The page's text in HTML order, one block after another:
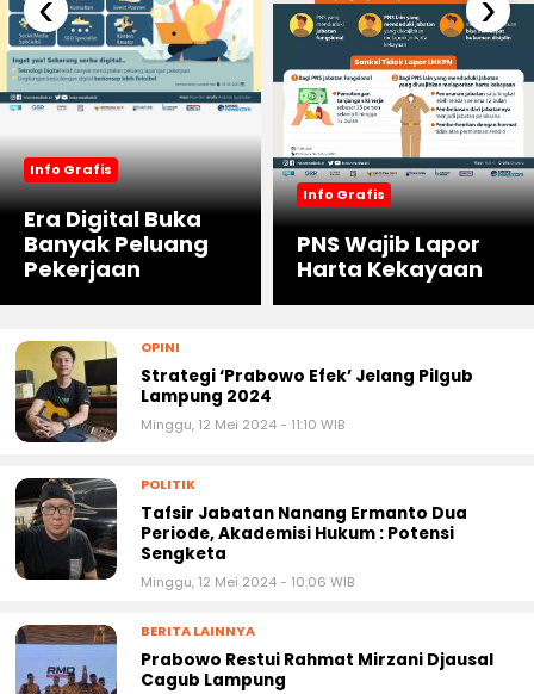
Info Grafis
Era Digital Buka
Banyak Peluang
Pekerjaan
Info Grafis
PNS Wajib Lapor
Harta Kekayaan
OPINI
Strategi ‘Prabowo Efek’ Jelang Pilgub
Lampung 2024
Minggu, 12 Mei 2024 - 11:10 WIB
POLITIK
Tafsir Jabatan Nanang Ermanto Dua
Periode, Akademisi Hukum : Potensi
Sengketa
Minggu, 12 Mei 2024 - 10:06 WIB
BERITA LAINNYA
Prabowo Restui Rahmat Mirzani Djausal
Cagub Lampung